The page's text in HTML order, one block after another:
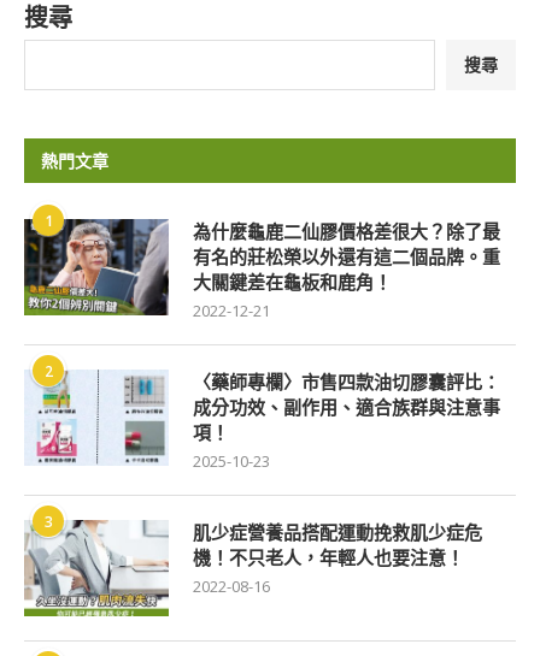
搜尋
搜尋
熱門文章
1
為什麼龜鹿二仙膠價格差很大？除了最
有名的莊松榮以外還有這二個品牌。重
大關鍵差在龜板和鹿角！
2022-12-21
2
〈藥師專欄〉市售四款油切膠囊評比：
成分功效、副作用、適合族群與注意事
項！
2025-10-23
3
肌少症營養品搭配運動挽救肌少症危
機！不只老人，年輕人也要注意！
2022-08-16